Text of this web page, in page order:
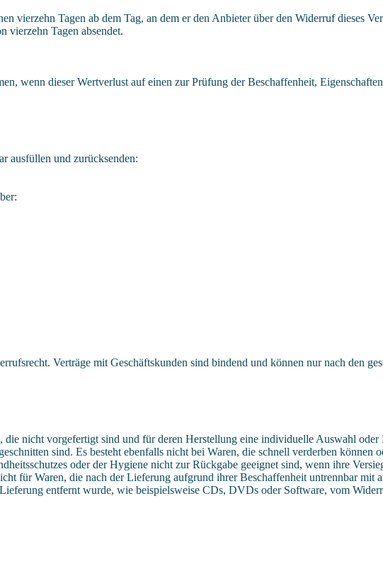
vierzehn Tagen ab dem Tag, an dem er den Anbieter über den Widerruf dieses
vierzehn Tagen absendet.
wenn dieser Wertverlust auf einen zur Prüfung der Beschaffenheit,
ausfüllen und zurücksenden:
Verträge mit Geschäftskunden sind bindend und können nur nach den
nicht vorgefertigt sind und für deren Herstellung eine individuelle Auswahl
sind. Es besteht ebenfalls nicht bei Waren, die schnell verderben können
oder der Hygiene nicht zur Rückgabe geeignet sind, wenn ihre
für Waren, die nach der Lieferung aufgrund ihrer Beschaffenheit untrennbar mit
entfernt wurde, wie beispielsweise CDs, DVDs oder Software, vom